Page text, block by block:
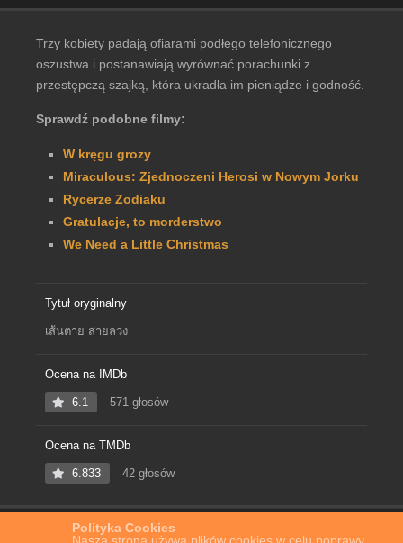
Polityka Cookies
Trzy kobiety padają ofiarami podłego telefonicznego
oszustwa i postanawiają wyrównać porachunki z
przestępczą szajką, która ukradła im pieniądze i godność.
Sprawdź podobne filmy:
W kręgu grozy
Miraculous: Zjednoczeni Herosi w Nowym Jorku
Rycerze Zodiaku
Gratulacje, to morderstwo
We Need a Little Christmas
Tytuł oryginalny
เส้นตาย สายลวง
Ocena na IMDb
6.1 571 głosów
Ocena na TMDb
6.833 42 głosów
Film Online Za czerwoną linią